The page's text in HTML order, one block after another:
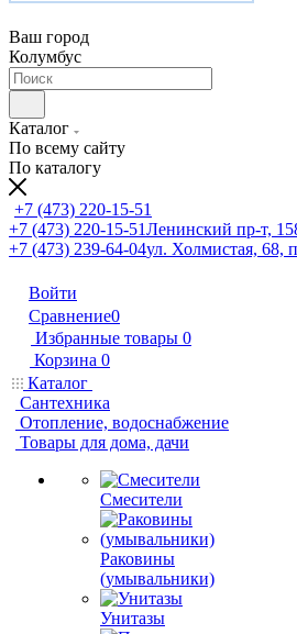
Ваш город
Колумбус
Каталог
По всему сайту
По каталогу
+7 (473) 220-15-51
+7 (473) 220-15-51Ленинский пр-т,
+7 (473) 239-64-04ул. Холмистая, 68,
Войти
Сравнение0
Избранные товары 0
Корзина 0
Каталог
Сантехника
Отопление, водоснабжение
Товары для дома, дачи
Смесители
Раковины
(умывальники)
Унитазы